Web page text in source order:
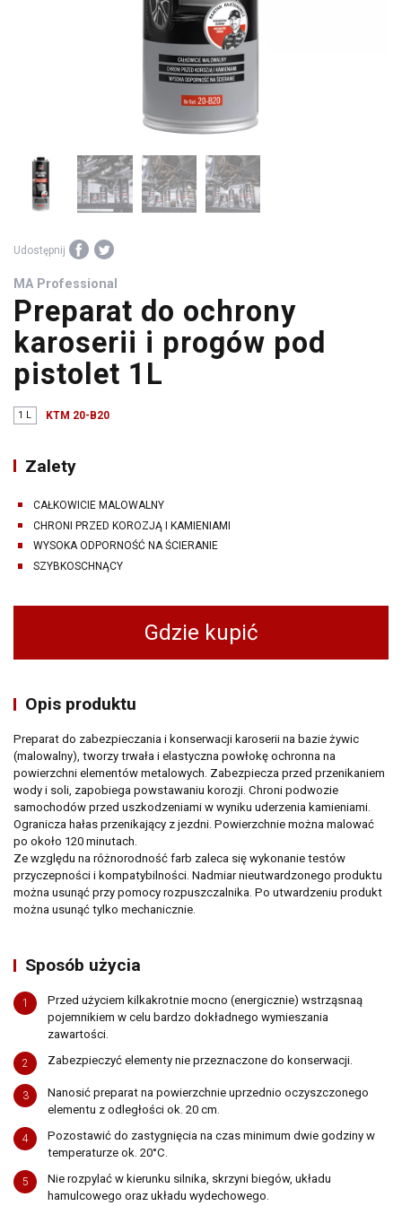
warsztatowe
Udostępnij
MA Professional
Preparat do ochrony
karoserii i progów pod
pistolet 1L
1 L KTM 20-B20
Zalety
CAŁKOWICIE MALOWALNY
CHRONI PRZED KOROZJĄ I KAMIENIAMI
WYSOKA ODPORNOŚĆ NA ŚCIERANIE
SZYBKOSCHNĄCY
Gdzie kupić
Opis produktu
Preparat do zabezpieczania i konserwacji karoserii na bazie żywic
(malowalny), tworzy trwała i elastyczna powłokę ochronna na
powierzchni elementów metalowych. Zabezpiecza przed przenikaniem
wody i soli, zapobiega powstawaniu korozji. Chroni podwozie
samochodów przed uszkodzeniami w wyniku uderzenia kamieniami.
Ogranicza hałas przenikający z jezdni. Powierzchnie można malować
po około 120 minutach.
Ze względu na różnorodność farb zaleca się wykonanie testów
przyczepności i kompatybilności. Nadmiar nieutwardzonego produktu
można usunąć przy pomocy rozpuszczalnika. Po utwardzeniu produkt
można usunąć tylko mechanicznie.
Sposób użycia
1
Przed użyciem kilkakrotnie mocno (energicznie) wstrząsnaą
pojemnikiem w celu bardzo dokładnego wymieszania
zawartości.
2 Zabezpieczyć elementy nie przeznaczone do konserwacji.
3
Nanosić preparat na powierzchnie uprzednio oczyszczonego
elementu z odległości ok. 20 cm.
4
Pozostawić do zastygnięcia na czas minimum dwie godziny w
temperaturze ok. 20°C.
5
Nie rozpylać w kierunku silnika, skrzyni biegów, układu
hamulcowego oraz układu wydechowego.
Gdzie kupić